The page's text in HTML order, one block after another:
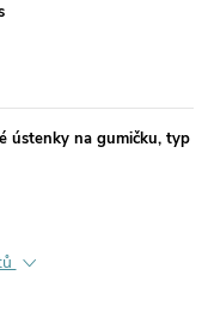
ústenky na gumičku, typ